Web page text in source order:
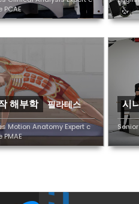
PCAE
해부학 필라테스
Motion Anatomy Expert c
PMAE
시